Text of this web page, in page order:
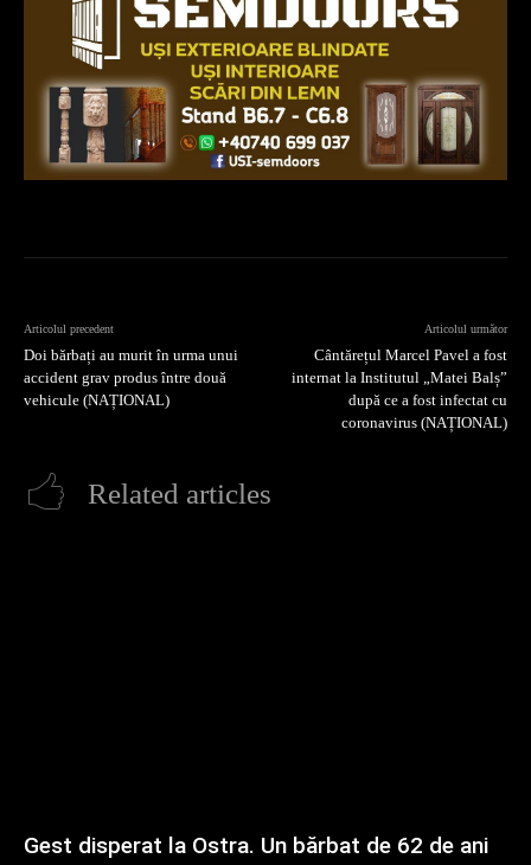
Articolul precedent
Doi bărbați au murit în urma unui
accident grav produs între două
vehicule (NAȚIONAL)
Articolul următor
Cântărețul Marcel Pavel a fost
internat la Institutul „Matei Balș”
după ce a fost infectat cu
coronavirus (NAȚIONAL)
Related articles
Gest disperat la Ostra. Un bărbat de 62 de ani